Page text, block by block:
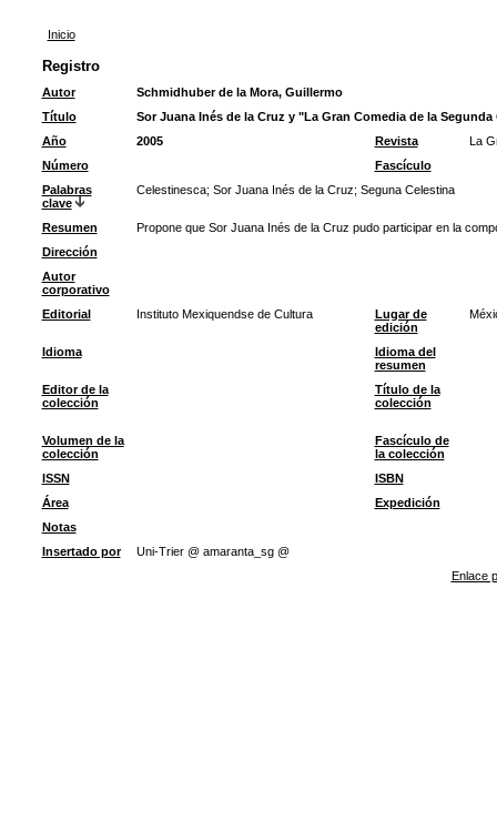
Inicio
Registro
Autor
Schmidhuber de la Mora, Guillermo
Título
Sor Juana Inés de la Cruz y "La Gran Comedia de la Segunda
Año
2005 Revista
La
Número
Fascículo
Palabras
clave
Celestinesca; Sor Juana Inés de la Cruz; Seguna Celestina
Resumen
Propone que Sor Juana Inés de la Cruz pudo participar en la
Dirección
Autor
corporativo
Editorial
Instituto Mexiquendse de Cultura
Lugar de
edición
Idioma
Idioma del
resumen
Editor de la
colección
Título de la
colección
Volumen de la
colección
Fascículo de
la colección
ISSN
ISBN
Área
Expedición
Notas
Insertado por
Uni-Trier @ amaranta_sg @
Enlace